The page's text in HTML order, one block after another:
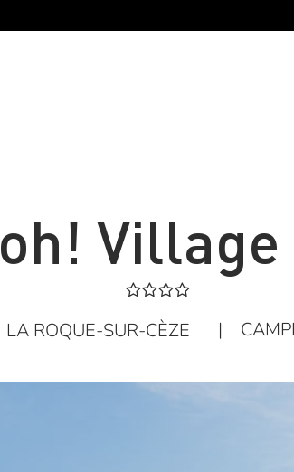
LA ROQUE-SUR-CÈZE |